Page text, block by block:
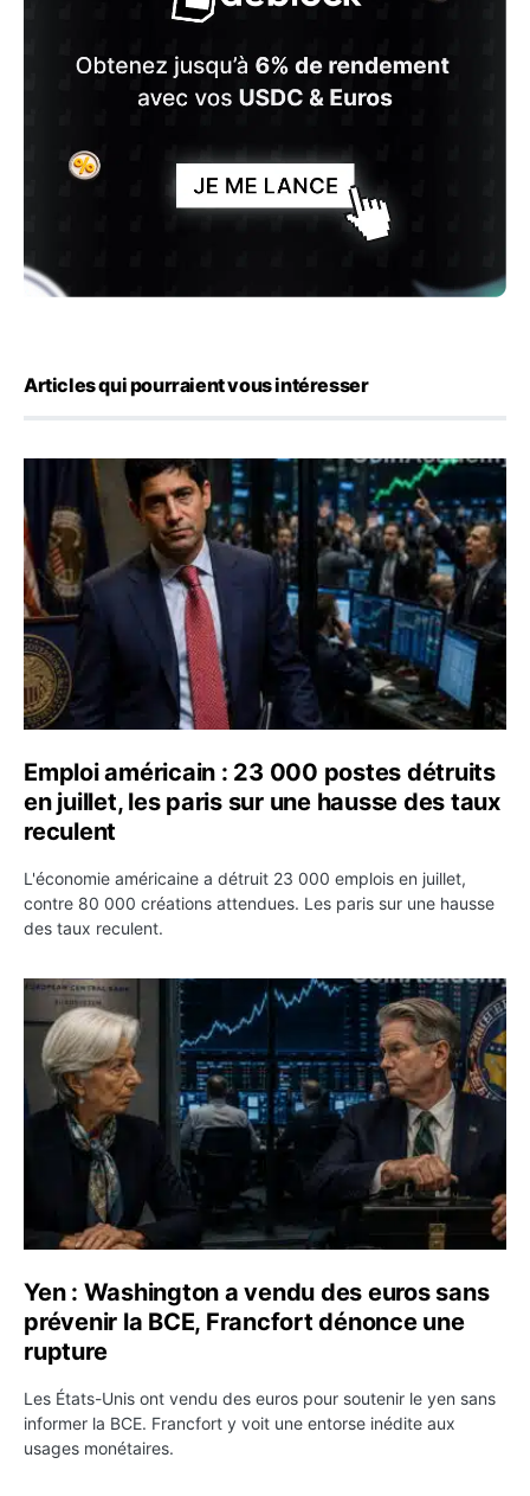
Articles qui pourraient vous intéresser
Emploi américain : 23 000 postes détruits en juillet, les
Emploi américain : 23 000 postes détruits
en juillet, les paris sur une hausse des taux
reculent
L'économie américaine a détruit 23 000 emplois en juillet,
contre 80 000 créations attendues. Les paris sur une hausse
des taux reculent.
Yen : Washington a vendu des euros sans prévenir la
Yen : Washington a vendu des euros sans
prévenir la BCE, Francfort dénonce une
rupture
Les États-Unis ont vendu des euros pour soutenir le yen sans
informer la BCE. Francfort y voit une entorse inédite aux
usages monétaires.